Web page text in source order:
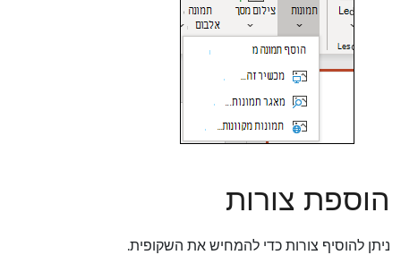
הוספת צורות
ניתן להוסיף צורות כדי להמחיש את השקופית.